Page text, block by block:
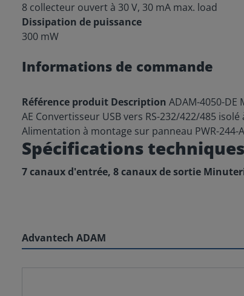
8 collecteur ouvert à 30 V, 30 mA max. load
Dissipation de puissance
300 mW
Informations de commande
Référence produit Description ADAM-4050-DE
AE Convertisseur USB vers RS-232/422/485
Alimentation à montage sur panneau PWR-
Spécifications techniques
7 canaux d'entrée, 8 canaux de sortie
Advantech ADAM